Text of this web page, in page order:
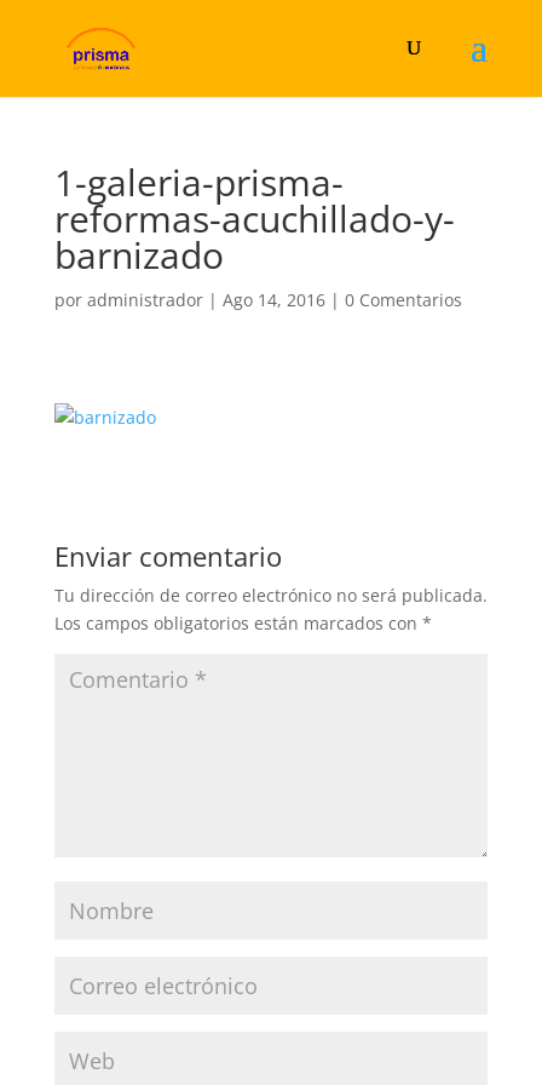
1-galeria-prisma-
reformas-acuchillado-y-
barnizado
por administrador| Ago 14, 2016| 0 Comentarios
Enviar comentario
Tu dirección de correo electrónico no será publicada.
Los campos obligatorios están marcados con *